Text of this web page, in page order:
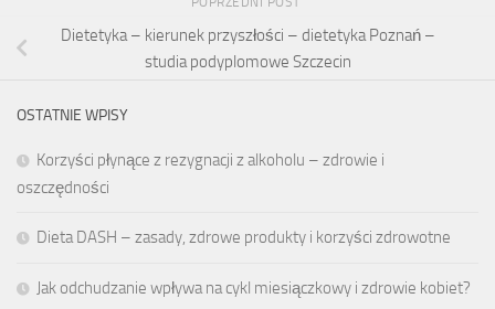
Dietetyka – kierunek przyszłości – dietetyka Poznań –
studia podyplomowe Szczecin
OSTATNIE WPISY
Korzyści płynące z rezygnacji z alkoholu – zdrowie i
oszczędności
Dieta DASH – zasady, zdrowe produkty i korzyści zdrowotne
Jak odchudzanie wpływa na cykl miesiączkowy i zdrowie kobiet?